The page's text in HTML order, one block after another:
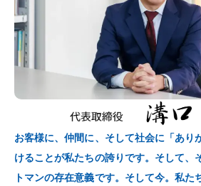
お客様に、仲間に、そして社会に「あり
けることが私たちの誇りです。そして、
トマンの存在意義です。そして今。私た